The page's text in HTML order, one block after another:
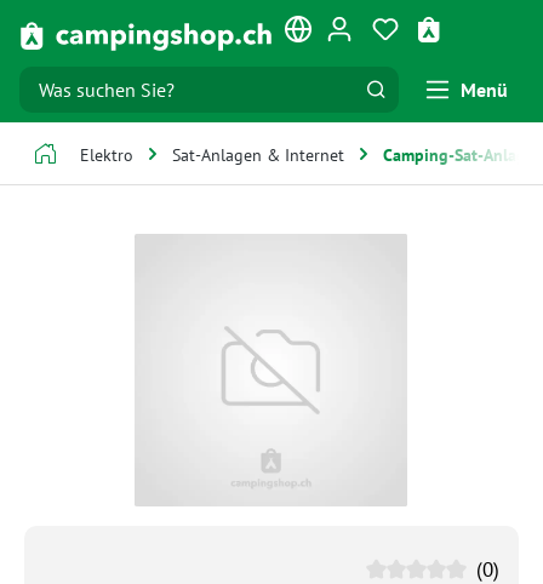
Zum Hauptinhalt springen Du hast 0
Menü
Elektro Sat-Anlagen & Internet Camping-Sat-Anlagen
(0)